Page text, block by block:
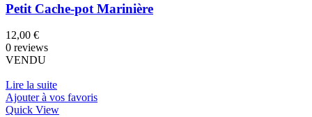
Petit Cache-pot Marinière
12,00 €
0 reviews
VENDU
Lire la suite
Ajouter à vos favoris
Quick View